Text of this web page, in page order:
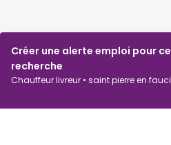
Créer une alerte emploi pour
recherche
Chauffeur livreur • saint pierre en